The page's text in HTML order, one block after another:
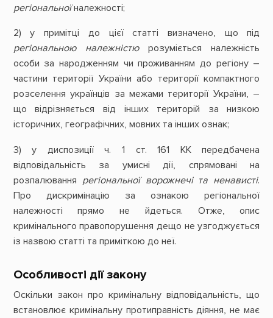
регіональноїналежності;
2) у примітці до цієї статті визначено, що під
регіональною
належністюрозуміється належність
особи за народженням чи проживанням до регіону –
частини території України або території компактного
розселення українців за межами території України, –
що відрізняється від інших територій за низкою
історичних, географічних, мовних та інших ознак;
3) у диспозиції ч. 1 ст. 161 КК передбачена
відповідальність за умисні дії, спрямовані на
розпалювання регіональної ворожнечі та ненависті.
Про дискримінацію за ознакою регіональної
належності прямо не йдеться. Отже, опис
кримінального правопорушення дещо не узгоджується
із назвою статті та приміткою до неї.
Особливості дії закону
Оскільки закон про кримінальну відповідальність, що
встановлює кримінальну протиправність діяння, не має